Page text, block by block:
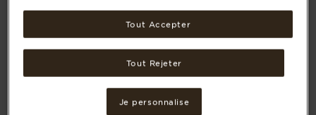
Tout Rejeter
Tout Accepter
Je personnalise